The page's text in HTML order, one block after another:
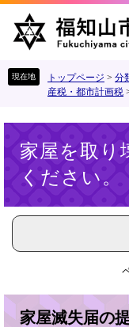
す
し
トップページ > 分
産税・都市計画税
家屋を取り
ください。
家屋滅失届の